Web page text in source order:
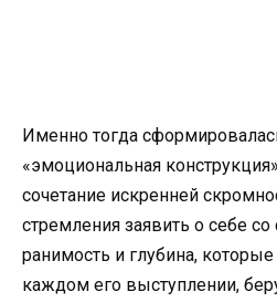
Именно тогда
«эмоциональная
сочетание искренней
стремления заявить о себе
ранимость и глубина,
каждом его выступлении,